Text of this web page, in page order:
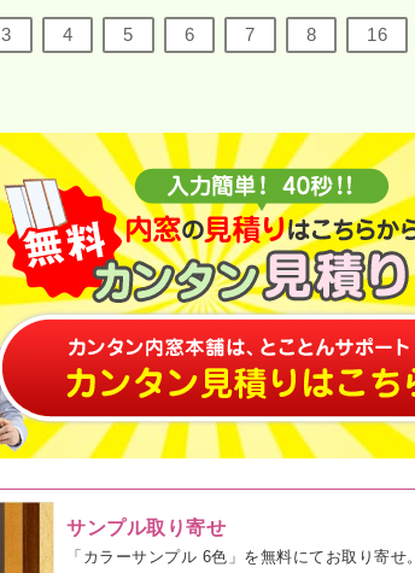
3 4 5 6 7 8 16
サンプル取り寄せ
「カラーサンプル 6色」を無料にてお取り寄せ。